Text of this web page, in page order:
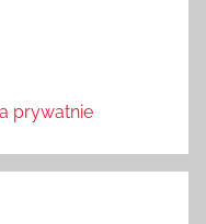
prywatnie